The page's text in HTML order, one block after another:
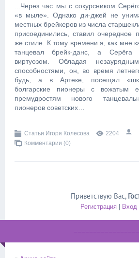
...Через час мы с сокурсником
«в мыле». Однако ди-джей не
местных брейкеров из числа
присоединились, ставил очередное
же стиле. К тому времени я, как мне
танцевал брейк-данс, а
виртуозом. Обладая
способностями, он, во время
будь, а в Артеке, посещал
болгарские пионеры с вожатым
премудростям нового
пионеров советских…
Статьи Игоря Колесова 2204
Комментарии (0)
Приветствую Вас,
Регистрация| Вход